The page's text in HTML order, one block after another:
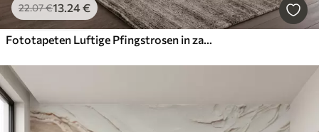
22.07€13.24€
Fototapeten Luftige Pfingstrosen in zarten, puderbeigen Farbtönen